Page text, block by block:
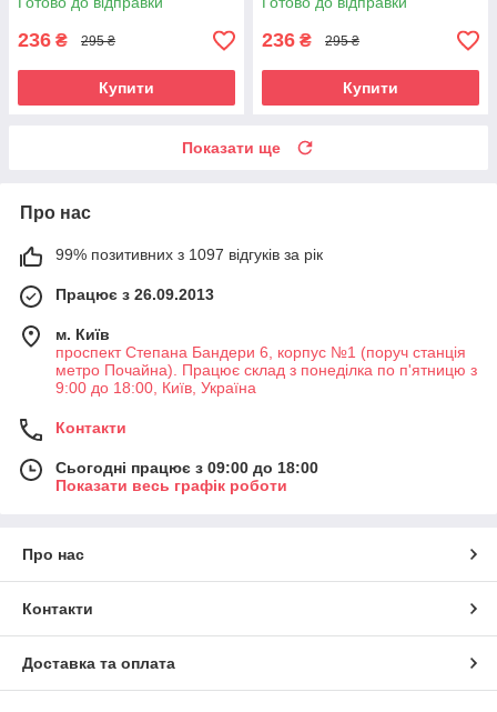
236 ₴ 295 ₴
Купити
236 ₴ 295 ₴
Купити
Показати ще
Про нас
99% позитивних з 1097 відгуків за рік
Працює з 26.09.2013
м. Київ
проспект Степана Бандери 6, корпус №1 (поруч станція
метро Почайна). Працює склад з понеділка по п'ятницю з
9:00 до 18:00, Київ, Україна
Контакти
Сьогодні працює з 09:00 до 18:00
Показати весь графік роботи
Про нас
Контакти
Доставка та оплата